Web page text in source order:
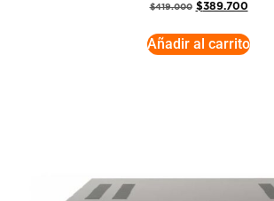
$419.000 $389.700
Añadir al carrito